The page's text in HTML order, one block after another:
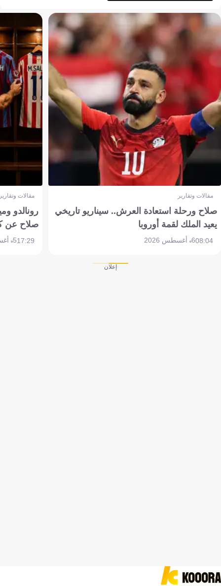
مقالات وتقارير
صلاح ورحلة استعادة العرش.. سيناريو تاريخي
يعيد الملك لقمة أوروبا
08:046 أغسطس 2026
مقالات
رونالدو
صلاح عن
17:295 أغسطس 2026
إعلان